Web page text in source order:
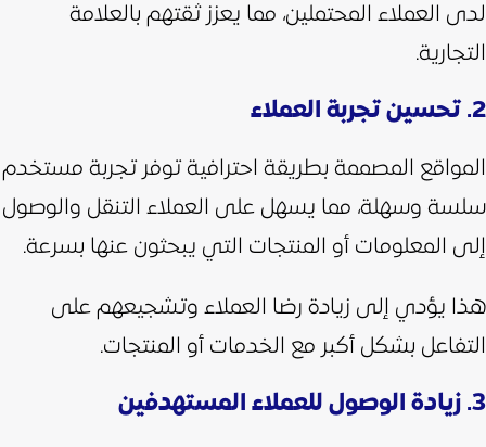
لدى العملاء المحتملين، مما يعزز ثقتهم بالعلامة
التجارية.
2. تحسين تجربة العملاء
المواقع المصممة بطريقة احترافية توفر تجربة مستخدم
سلسة وسهلة، مما يسهل على العملاء التنقل والوصول
إلى المعلومات أو المنتجات التي يبحثون عنها بسرعة.
هذا يؤدي إلى زيادة رضا العملاء وتشجيعهم على
التفاعل بشكل أكبر مع الخدمات أو المنتجات.
3. زيادة الوصول للعملاء المستهدفين